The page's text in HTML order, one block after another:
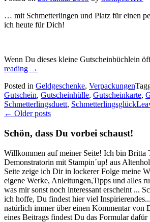
… mit Schmetterlingen und Platz für einen
ich heute für Dich!
Wenn Du dieses kleine Gutscheinbüchlein
reading „Ein
Gutscheinbüchlein…“
→
Posted in Geldgeschenke, Verpackungen
Gutschein, Gutscheinhülle, Gutscheinkarte,
Schmetterlingsduett, Schmetterlingsglück
Posts
← Older posts
Schön, dass Du vorbei schaust!
Willkommen auf meiner Seite! Ich bin Britta
Demonstratorin mit Stampin´up! aus
Seite zeige ich Dir in lockerer Folge meine
eigene Werke, Anleitungen,Tipps und alles
was mir sonst noch interessant erscheint ...
ich hoffe, Du findest hier viel
natürlich immer über einen Kommentar von
eines Beitrags findest Du das Formular dafür